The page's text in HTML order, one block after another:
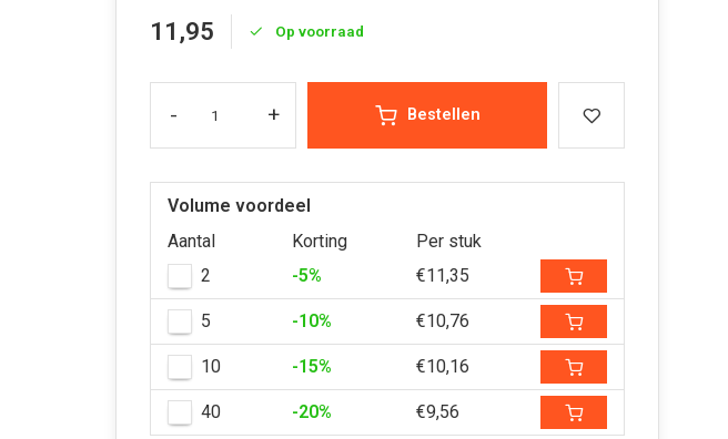
11,95 Op voorraad
- + Bestellen
Volume voordeel
Aantal
Korting
Per stuk
2
-5% €11,35
5 -10% €10,76
10 -15% €10,16
40 -20% €9,56